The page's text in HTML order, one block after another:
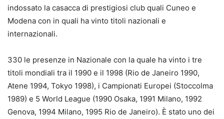
indossato la casacca di prestigiosi club quali Cuneo e
Modena con in quali ha vinto titoli nazionali e
internazionali.
330 le presenze in Nazionale con la quale ha vinto i tre
titoli mondiali tra il 1990 e il 1998 (Rio de Janeiro 1990,
Atene 1994, Tokyo 1998), i Campionati Europei (Stoccolma
1989) e 5 World League (1990 Osaka, 1991 Milano, 1992
Genova, 1994 Milano, 1995 Rio de Janeiro). È stato uno dei